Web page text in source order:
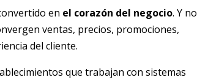
en el corazón del negocio. Y no
ventas, precios, promociones,
del cliente.
que trabajan con sistemas